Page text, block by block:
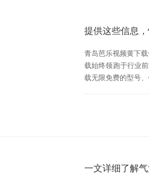
提供这些信息
青岛芭乐视频黄下载
载始终领跑于行业前
载无限免费的型号
一文详细了解